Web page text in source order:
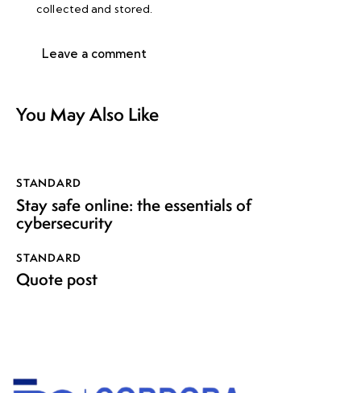
collected and stored.
You May Also Like
STANDARD
Stay safe online: the essentials of
cybersecurity
STANDARD
Quote post